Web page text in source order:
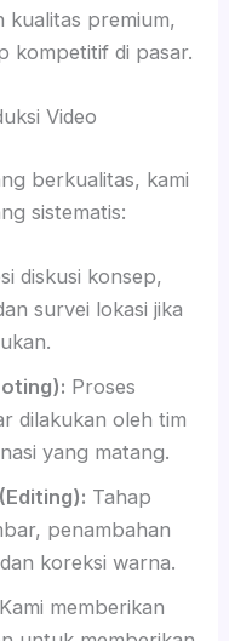
kualitas premium,
kompetitif di pasar.
Video
berkualitas, kami
sistematis:
diskusi konsep,
survei lokasi jika
Proses
dilakukan oleh tim
yang matang.
Tahap
penambahan
koreksi warna.
Kami memberikan